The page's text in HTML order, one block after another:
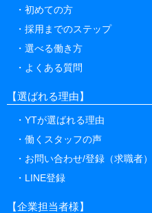
初めての方
採用までのステップ
選べる働き方
よくある質問
【選ばれる理由】
YTが選ばれる理由
働くスタッフの声
お問い合わせ/登録（求職者）
LINE登録
【企業担当者様】